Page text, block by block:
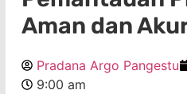
Aman dan
Pradana Argo Pangestu
9:00 am